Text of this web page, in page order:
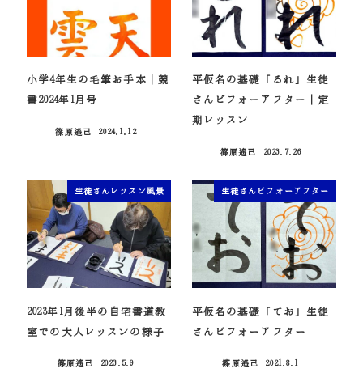
小学4年生の毛筆お手本｜競
書2024年1月号
篠原遙己
2024.1.12
平仮名の基礎「るれ」生徒
さんビフォーアフター｜定
期レッスン
篠原遙己
2023.7.26
生徒さんレッスン風景
2023年1月後半の自宅書道教
室での大人レッスンの様子
篠原遙己
2023.5.9
生徒さんビフォーアフター
平仮名の基礎「てお」生徒
さんビフォーアフター
篠原遙己
2021.8.1